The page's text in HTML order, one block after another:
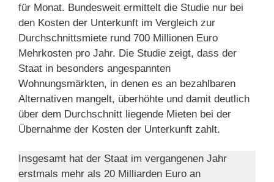
für Monat. Bundesweit ermittelt die Studie nur bei
den Kosten der Unterkunft im Vergleich zur
Durchschnittsmiete rund 700 Millionen Euro
Mehrkosten pro Jahr. Die Studie zeigt, dass der
Staat in besonders angespannten
Wohnungsmärkten, in denen es an bezahlbaren
Alternativen mangelt, überhöhte und damit deutlich
über dem Durchschnitt liegende Mieten bei der
Übernahme der Kosten der Unterkunft zahlt.
Insgesamt hat der Staat im vergangenen Jahr
erstmals mehr als 20 Milliarden Euro an